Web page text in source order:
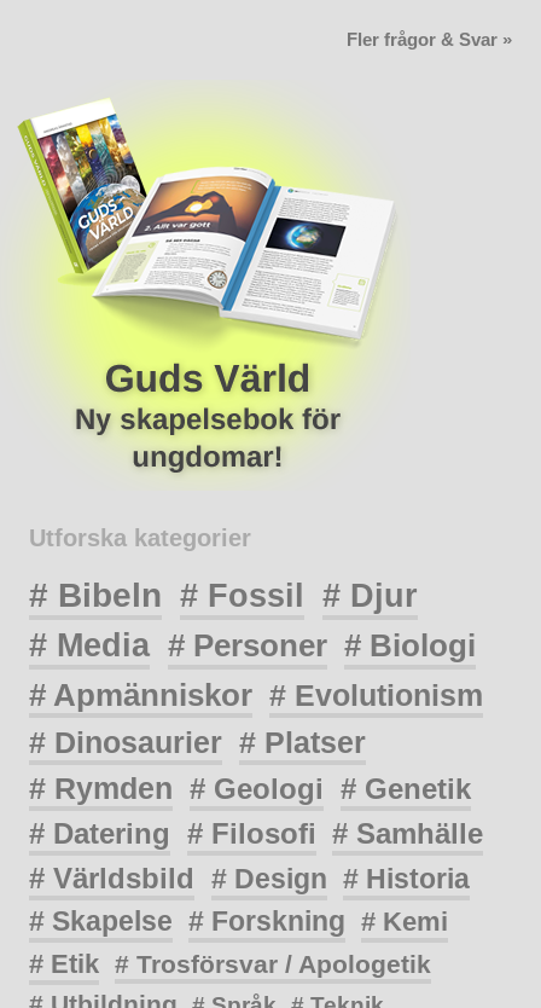
Fler frågor & Svar »
Utforska kategorier
# Bibeln # Fossil # Djur
# Media # Personer # Biologi
# Apmänniskor # Evolutionism
# Dinosaurier # Platser
# Rymden # Geologi # Genetik
# Datering # Filosofi # Samhälle
# Världsbild
# Design # Historia
# Skapelse # Forskning # Kemi
# Etik # Trosförsvar / Apologetik